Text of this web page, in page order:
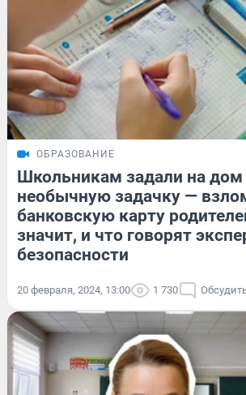
ОБРАЗОВАНИЕ
Школьникам задали на дом
необычную задачку —
банковскую карту
значит, и что говорят
безопасности
20 февраля, 2024, 13:00 1 730